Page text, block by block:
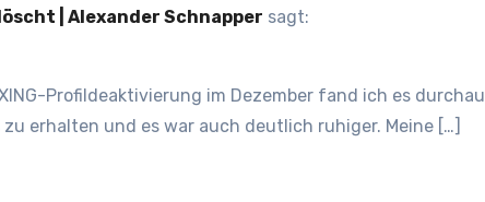
| Alexander Schnapper sagt:
Profildeaktivierung im Dezember fand ich es
erhalten und es war auch deutlich ruhiger. Meine […]